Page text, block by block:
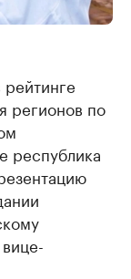
регионов по
республика